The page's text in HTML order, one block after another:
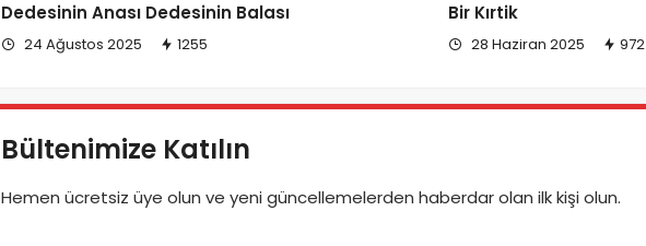
Dedesinin Anası Dedesinin Balası
24 Ağustos 2025 1255
Bir Kırtik
28 Haziran 2025 972
Bültenimize Katılın
Hemen ücretsiz üye olun ve yeni güncellemelerden haberdar olan ilk kişi olun.